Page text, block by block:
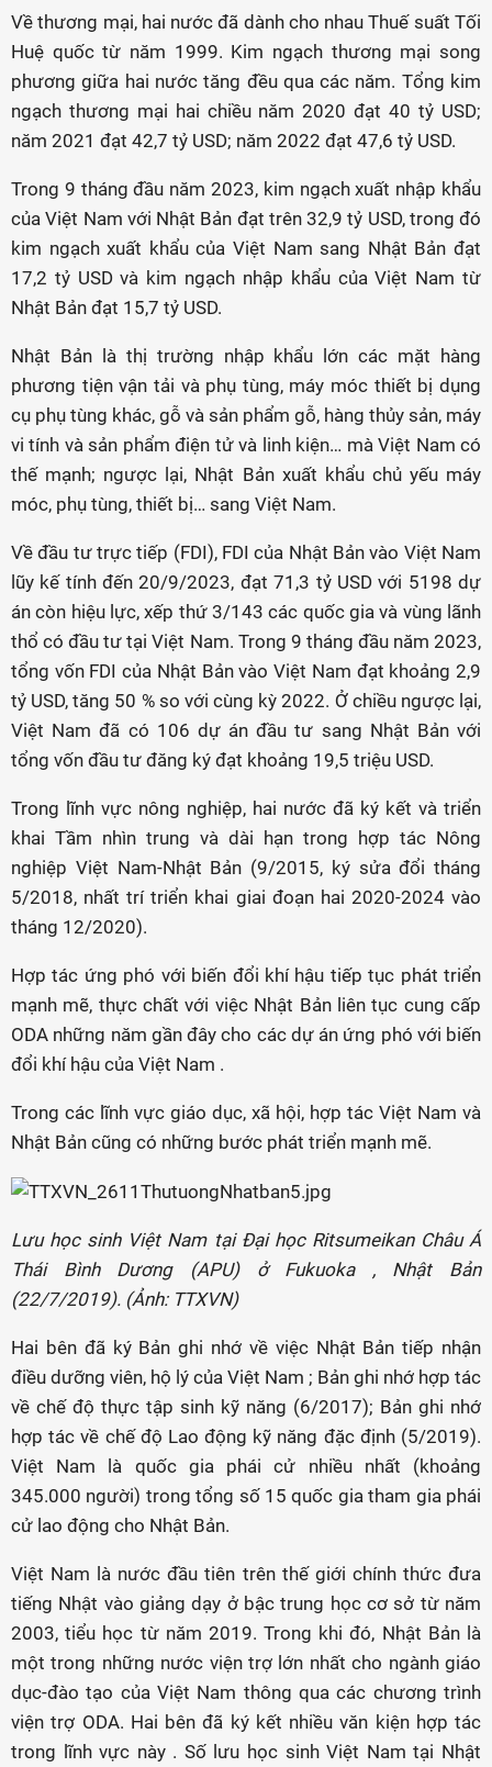
Về thương mại, hai nước đã dành cho nhau Thuế suất Tối
Huệ quốc từ năm 1999. Kim ngạch thương mại song
phương giữa hai nước tăng đều qua các năm. Tổng kim
ngạch thương mại hai chiều năm 2020 đạt 40 tỷ USD;
năm 2021 đạt 42,7 tỷ USD; năm 2022 đạt 47,6 tỷ USD.
Trong 9 tháng đầu năm 2023, kim ngạch xuất nhập khẩu
của Việt Nam với Nhật Bản đạt trên 32,9 tỷ USD, trong đó
kim ngạch xuất khẩu của Việt Nam sang Nhật Bản đạt
17,2 tỷ USD và kim ngạch nhập khẩu của Việt Nam từ
Nhật Bản đạt 15,7 tỷ USD.
Nhật Bản là thị trường nhập khẩu lớn các mặt hàng
phương tiện vận tải và phụ tùng, máy móc thiết bị dụng
cụ phụ tùng khác, gỗ và sản phẩm gỗ, hàng thủy sản, máy
vi tính và sản phẩm điện tử và linh kiện… mà Việt Nam có
thế mạnh; ngược lại, Nhật Bản xuất khẩu chủ yếu máy
móc, phụ tùng, thiết bị… sang Việt Nam.
Về đầu tư trực tiếp (FDI), FDI của Nhật Bản vào Việt Nam
lũy kế tính đến 20/9/2023, đạt 71,3 tỷ USD với 5198 dự
án còn hiệu lực, xếp thứ 3/143 các quốc gia và vùng lãnh
thổ có đầu tư tại Việt Nam. Trong 9 tháng đầu năm 2023,
tổng vốn FDI của Nhật Bản vào Việt Nam đạt khoảng 2,9
tỷ USD, tăng 50 % so với cùng kỳ 2022. Ở chiều ngược lại,
Việt Nam đã có 106 dự án đầu tư sang Nhật Bản với
tổng vốn đầu tư đăng ký đạt khoảng 19,5 triệu USD.
Trong lĩnh vực nông nghiệp, hai nước đã ký kết và triển
khai Tầm nhìn trung và dài hạn trong hợp tác Nông
nghiệp Việt Nam-Nhật Bản (9/2015, ký sửa đổi tháng
5/2018, nhất trí triển khai giai đoạn hai 2020-2024 vào
tháng 12/2020).
Hợp tác ứng phó với biến đổi khí hậu tiếp tục phát triển
mạnh mẽ, thực chất với việc Nhật Bản liên tục cung cấp
ODA những năm gần đây cho các dự án ứng phó với biến
đổi khí hậu của Việt Nam .
Trong các lĩnh vực giáo dục, xã hội, hợp tác Việt Nam và
Nhật Bản cũng có những bước phát triển mạnh mẽ.
Lưu học sinh Việt Nam tại Đại học Ritsumeikan Châu Á
Thái Bình Dương (APU) ở Fukuoka , Nhật Bản
(22/7/2019). (Ảnh: TTXVN)
Hai bên đã ký Bản ghi nhớ về việc Nhật Bản tiếp nhận
điều dưỡng viên, hộ lý của Việt Nam ; Bản ghi nhớ hợp tác
về chế độ thực tập sinh kỹ năng (6/2017); Bản ghi nhớ
hợp tác về chế độ Lao động kỹ năng đặc định (5/2019).
Việt Nam là quốc gia phái cử nhiều nhất (khoảng
345.000 người) trong tổng số 15 quốc gia tham gia phái
cử lao động cho Nhật Bản.
Việt Nam là nước đầu tiên trên thế giới chính thức đưa
tiếng Nhật vào giảng dạy ở bậc trung học cơ sở từ năm
2003, tiểu học từ năm 2019. Trong khi đó, Nhật Bản là
một trong những nước viện trợ lớn nhất cho ngành giáo
dục-đào tạo của Việt Nam thông qua các chương trình
viện trợ ODA. Hai bên đã ký kết nhiều văn kiện hợp tác
trong lĩnh vực này . Số lưu học sinh Việt Nam tại Nhật